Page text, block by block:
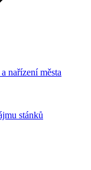
nařízení města
stánků